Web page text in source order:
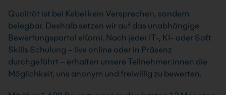
Qualität ist bei Kebel kein Versprechen, sondern
belegbar. Deshalb setzen wir auf das unabhängige
Bewertungsportal eKomi. Nach jeder IT-, KI- oder Soft
Skills Schulung – live online oder in Präsenz
durchgeführt – erhalten unsere Teilnehmer:innen die
Möglichkeit, uns anonym und freiwillig zu bewerten.